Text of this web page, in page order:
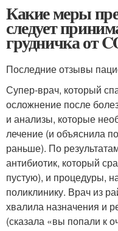
Какие меры
следует
грудничка от
Последние отзывы
Супер-врач, который
осложнение после
и анализы, которые
лечение (и объяснила
раньше). По
антибиотик, который
пустую), и процедуры,
поликлинику. Врач из
хвалила назначения и
(сказала «вы попали к